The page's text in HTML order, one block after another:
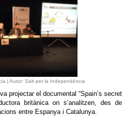
| Autor: Salt per la Independència
projectar el documental “Spain’s secret
britànica on s’analitzen, des de
entre Espanya i Catalunya.